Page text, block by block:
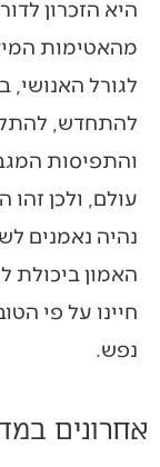
היא הזכרון
מהאטימות
לגורל
להתחדש,
והתפיסות
עולם, ולכן זהו
נהיה נאמנים
האמון ביכולת
חיינו על פי
נפש.
אחרונים